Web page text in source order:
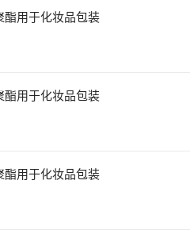
酯用于化妆品包装
酯用于化妆品包装
酯用于化妆品包装